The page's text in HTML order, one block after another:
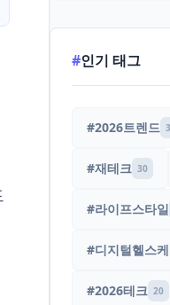
#인기 태그
#2026트렌드
#재테크 30
#라이프스타일
#디지털헬스
#2026테크 20